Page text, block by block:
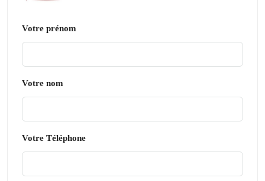
Votre prénom
Votre nom
Votre Téléphone